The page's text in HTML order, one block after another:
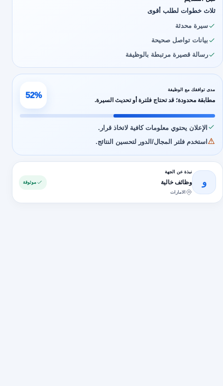
ثلاث خطوات لطلب أقوى
سيرة محدثة
بيانات تواصل صحيحة
رسالة قصيرة مرتبطة بالوظيفة
مدى توافقك مع الوظيفة
مطابقة محدودة؛ قد تحتاج فلترة أو تحديث السيرة. 52%
الإعلان يحتوي معلومات كافية لاتخاذ قرار.
استخدم فلتر المجال/الدور لتحسين النتائج.
و
نبذة عن الجهة
وظائف خالية
الامارات
موثوقة